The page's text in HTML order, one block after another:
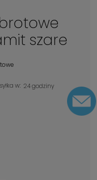
szare
w: 24 godziny